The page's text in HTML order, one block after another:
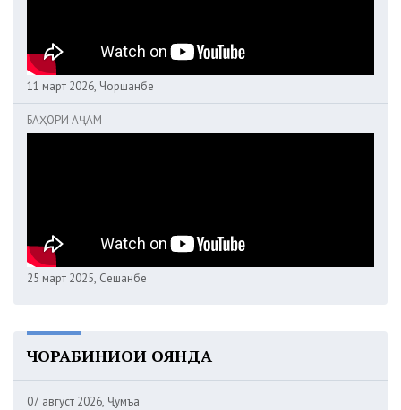
11 март 2026, Чоршанбе
БАҲОРИ АҶАМ
25 март 2025, Сешанбе
ЧОРАБИНИҲОИ ОЯНДА
07 август 2026, Ҷумъа